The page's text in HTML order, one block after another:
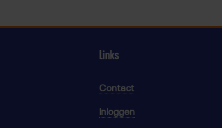
Links
Contact
Inloggen